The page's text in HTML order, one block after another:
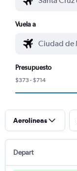
Vuela a
Presupuesto
$373 - $714
Aerolíneas
Depart